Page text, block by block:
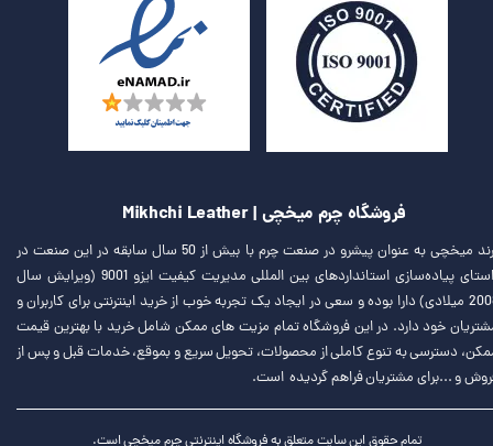
فروشگاه چرم میخچی | Mikhchi Leather
برند میخچی به عنوان پیشرو در صنعت چرم با بیش از 50 سال سابقه در این صنعت در
راستای پیاده‌سازی استانداردهای بین المللی مدیریت کیفیت ایزو 9001 (ویرایش سال
2008 میلادی) دارا بوده و سعی در ایجاد یک تجربه خوب از خرید اینترنتی برای کاربران و
خود دارد. در این فروشگاه تمام مزیت های ممکن شامل خرید با بهترین قیمت
دسترسی به تنوع کاملی از محصولات، تحویل سریع و بموقع، خدمات قبل و پس از
و ...برای مشتریان فراهم گردیده است.
تمام حقوق این سایت متعلق به فروشگاه اینترنتی چرم میخچی است.